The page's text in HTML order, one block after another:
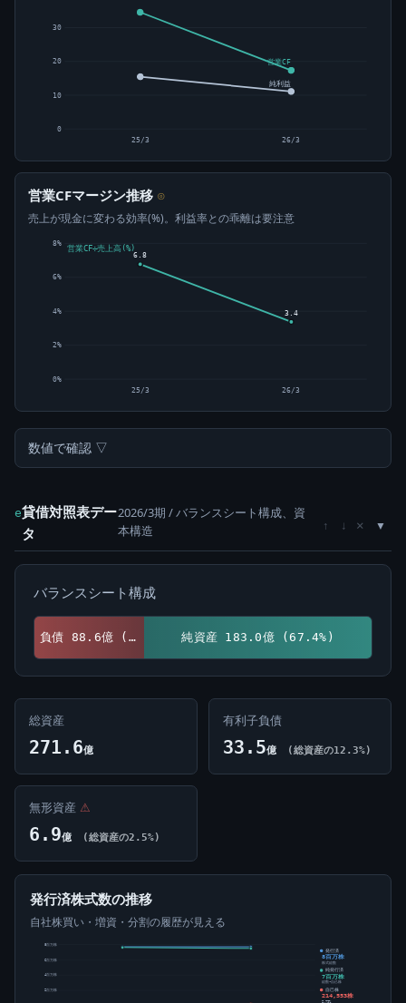
0
10
20
30
営業CF
純利益
25/3 26/3
営業CFマージン推移 ⊙
売上が現金に変わる効率(%)。利益率との乖離は要注意
0%
2%
4%
6%
8%
6.8
25/3
3.4
26/3
営業CF÷売上高(%)
数値で確認 ▽
e貸借対照表デー
タ
2026/3期 / バランスシート構成、資
本構造
↑ ↓ ×
バランスシート構成
負債 88.6億 (32.6%) 純資産 183.0億 (67.4%)
総資産
271.6億
有利子負債
33.5億 (総資産の12.3%)
無形資産 ⚠
6.9億 (総資産の2.5%)
発行済株式数の推移
自社株買い・増資・分割の履歴が見える
2百万株
4百万株
6百万株
8百万株
発行済
8百万株
株式総数
純発行済
7百万株
総数-自己株
自己株
214,553株
2.79%